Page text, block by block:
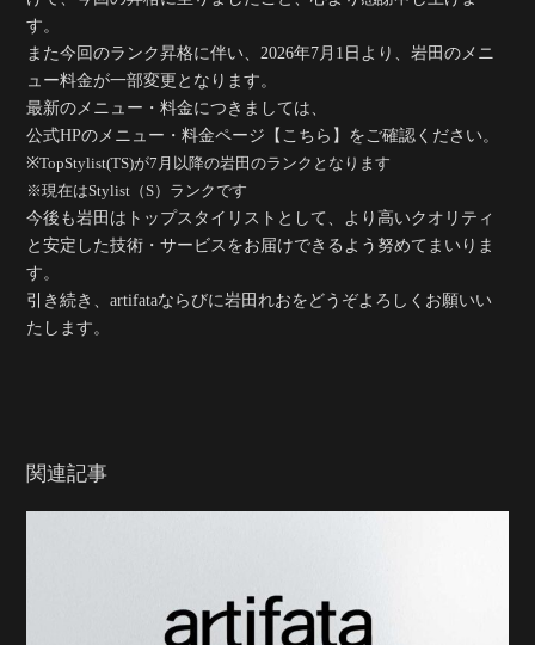
す。
また今回のランク昇格に伴い、2026年7月1日より、岩田のメニ
ュー料金が一部変更 となります。
最新のメニュー・料金につきましては、
公式HPのメニュー・料金ページ【こちら】 をご確認ください。
※TopStylist(TS)が7月以降の岩田のランクとなります
※現在はStylist（S）ランクです
今後も岩田はトップスタイリストとして、 より高いクオリティ
と安定した技術・サービスをお届けできるよう努めてまいりま
す。
引き続き、artifataならびに岩田れおを どうぞよろしくお願いい
たします。
関連記事